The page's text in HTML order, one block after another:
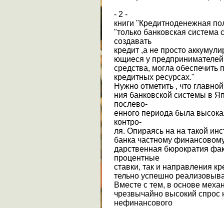
- 2 -
книги "Кредитноденежная
"только банковская система
создавать
кредит ,а не просто
ющиеся у
средства, могла обеспечить
кредитных ресурсах."
Нужно отметить , что
ния банковской системы в
послево-
енного периода была
контро-
ля. Опираясь на на такой
банка частному
дарственная бюрократия
процентные
ставки, так и направления
тельно успешно
Вместе с тем, в основе
чрезвычайно высокий спрос
нефинансового